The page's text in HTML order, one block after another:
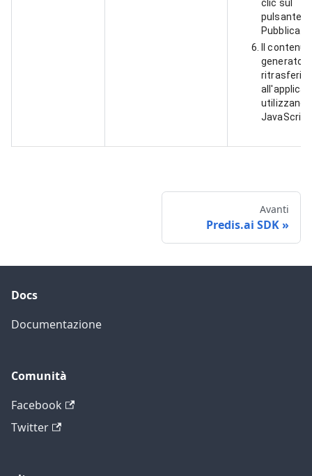
clic sul
pulsante
Pubblica.
Il
generato
ritrasferito
utilizzando
Avanti
Predis.ai SDK
Docs
Documentazione
Comunità
Facebook
Twitter